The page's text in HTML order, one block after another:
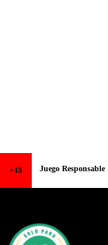
+18 Juego Responsable